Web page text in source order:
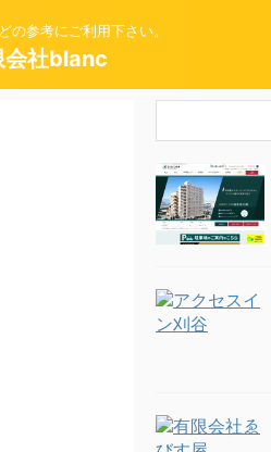
参考にご利用下さい。
会社blanc